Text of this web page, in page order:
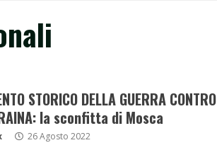
STORICO DELLA GUERRA CONTRO
la sconfitta di Mosca
26 Agosto 2022